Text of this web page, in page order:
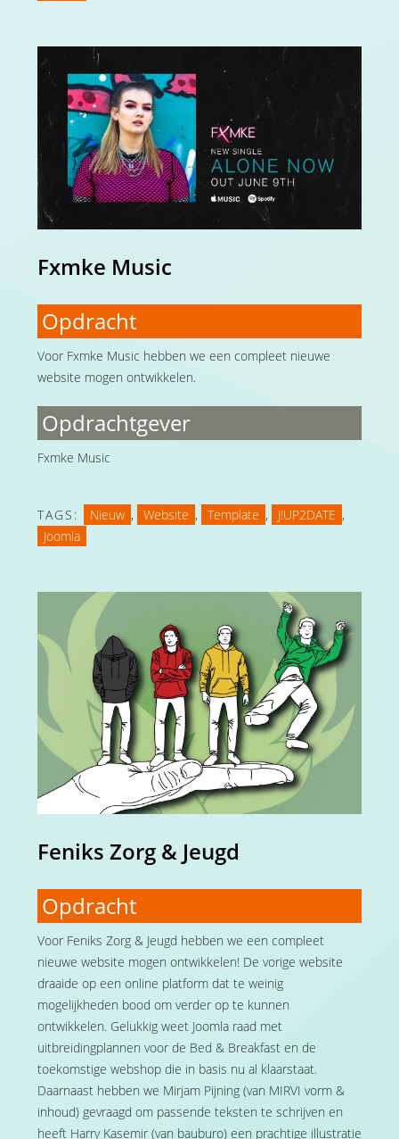
Fxmke Music
Opdracht
Voor Fxmke Music hebben we een compleet nieuwe
website mogen ontwikkelen.
Opdrachtgever
Fxmke Music
TAGS: Nieuw , Website , Template , J!UP2DATE ,
Joomla
Feniks Zorg & Jeugd
Opdracht
Voor Feniks Zorg & Jeugd hebben we een compleet
nieuwe website mogen ontwikkelen! De vorige website
draaide op een online platform dat te weinig
mogelijkheden bood om verder op te kunnen
ontwikkelen. Gelukkig weet Joomla raad met
uitbreidingplannen voor de Bed & Breakfast en de
toekomstige webshop die in basis nu al klaarstaat.
Daarnaast hebben we Mirjam Pijning (van MIRVI vorm &
inhoud) gevraagd om passende teksten te schrijven en
heeft Harry Kasemir (van bauburo) een prachtige illustratie